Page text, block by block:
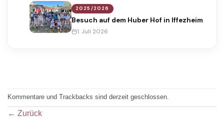
2025/2026
Besuch auf dem Huber Hof in Iffezheim
1. Juli 2026
Kommentare und Trackbacks sind derzeit geschlossen.
← Zurück